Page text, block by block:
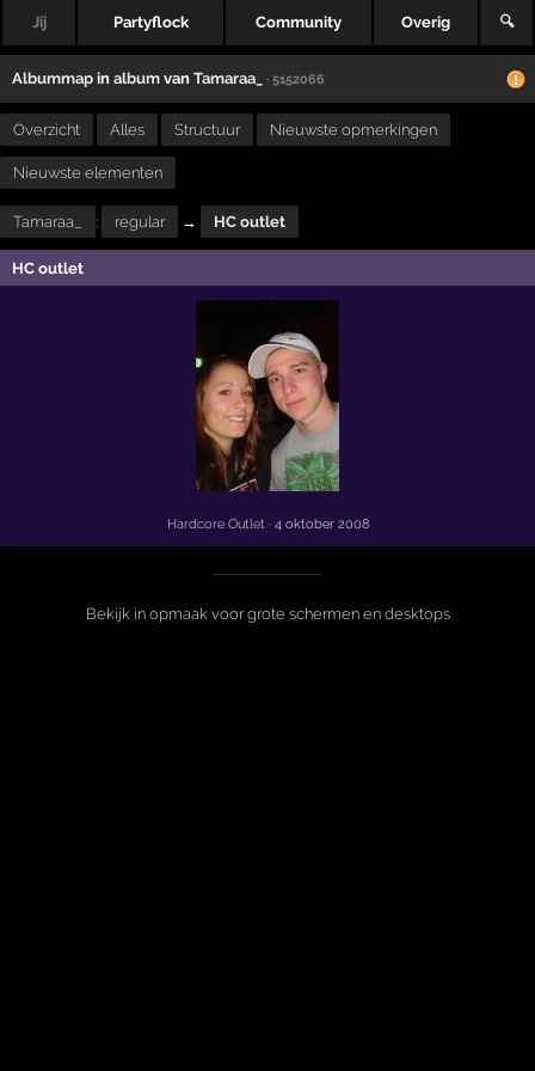
Jij Partyflock Community Overig 🔍
Albummap inalbum vanTamaraa_ · 5152066
Overzicht Alles Structuur Nieuwste opmerkingen
Nieuwste elementen
Tamaraa_ : regular → HC outlet
HC outlet
Hardcore Outlet · 4 oktober 2008
Bekijk in opmaak voor grote schermen en desktops